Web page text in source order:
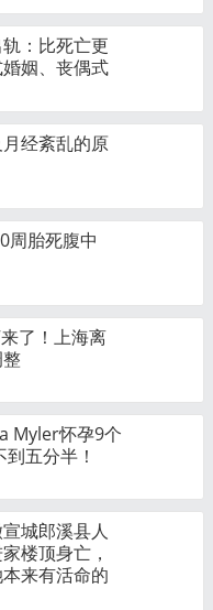
：比死亡更
姻、丧偶式
经紊乱的原
周胎死腹中
了！上海离
Myler怀孕9个
五分半！
城郎溪县人
楼顶身亡，
来有活命的